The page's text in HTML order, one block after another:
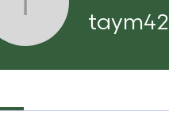
taym42taym42